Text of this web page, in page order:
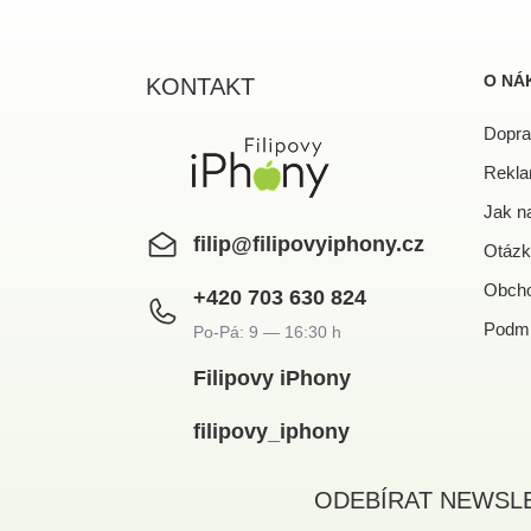
KONTAKT
filip@filipovyiphony.cz
+420 703 630 824
Filipovy iPhony
filipovy_iphony
O
Jak
ODEBÍRAT